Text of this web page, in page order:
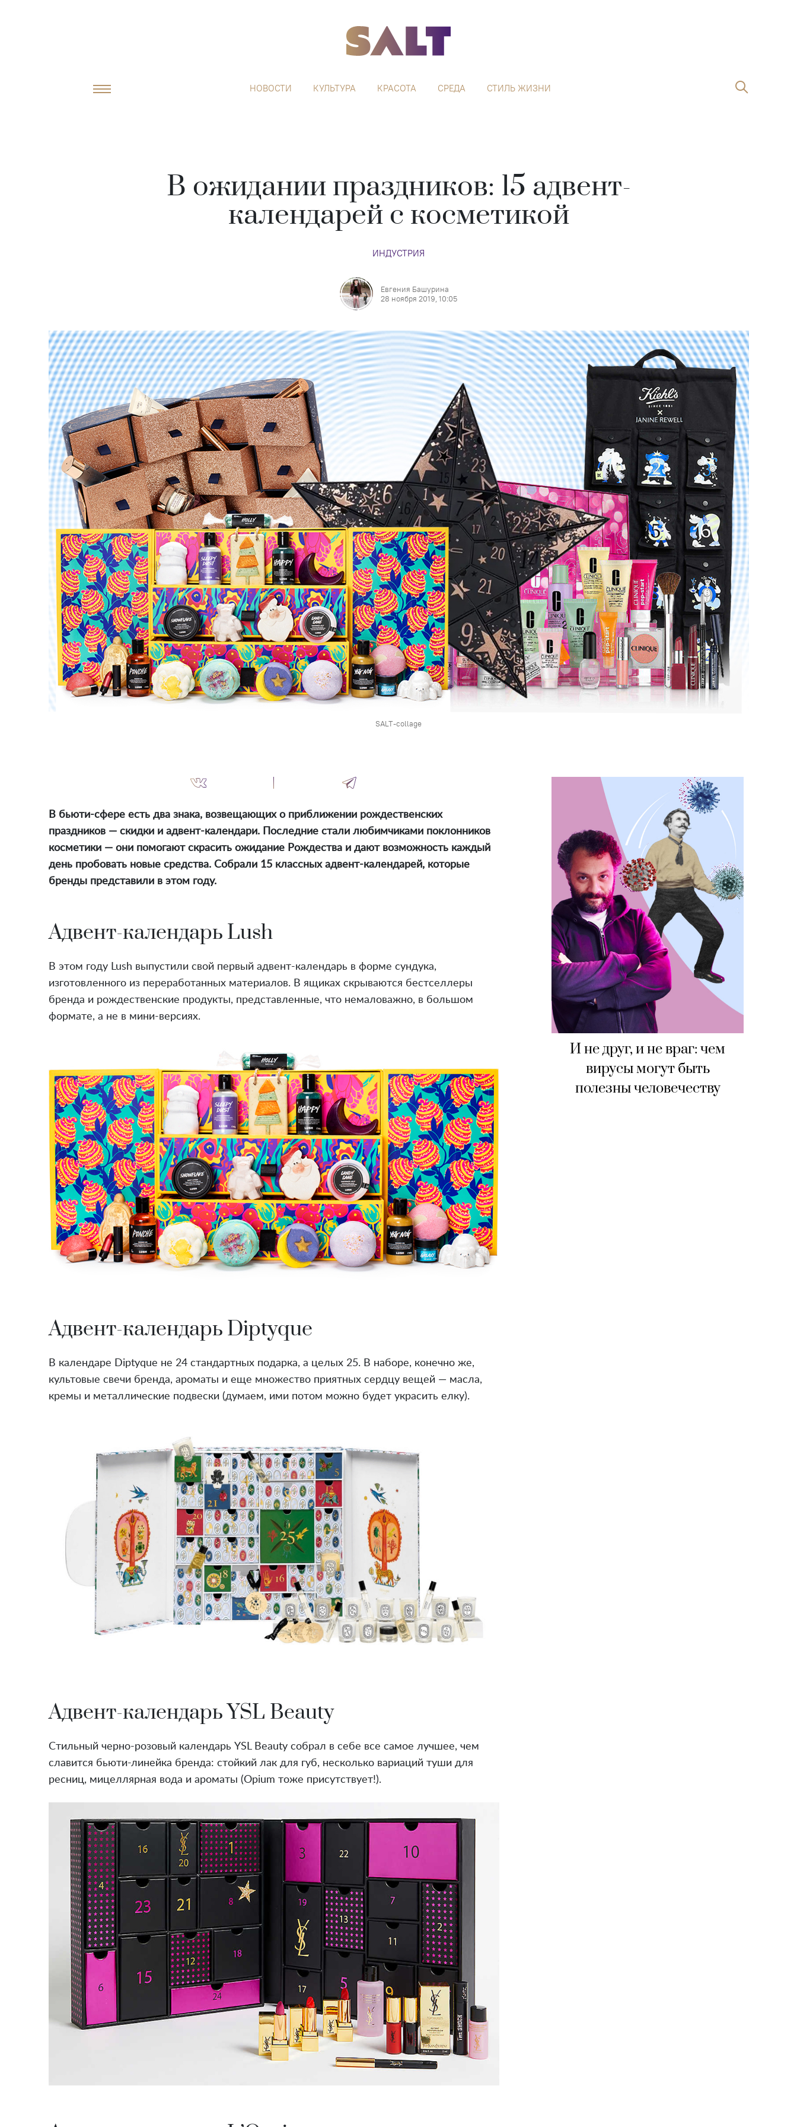
НОВОСТИ КУЛЬТУРА КРАСОТА СРЕДА СТИЛЬ ЖИЗНИ
В ожидании праздников: 15 адвент-
календарей с косметикой
ИНДУСТРИЯ
Евгения Башурина
28 ноября 2019, 10:05
SALT-collage
И не друг, и не враг: чем
вирусы могут быть
полезны человечеству
В бьюти-сфере есть два знака, возвещающих о приближении рождественских
праздников — скидки и адвент-календари. Последние стали любимчиками поклонников
косметики — они помогают скрасить ожидание Рождества и дают возможность каждый
день пробовать новые средства. Собрали 15 классных адвент-календарей, которые
бренды представили в этом году.
Адвент-календарь Lush
В этом году Lush выпустили свой первый адвент-календарь в форме сундука,
изготовленного из переработанных материалов. В ящиках скрываются бестселлеры
бренда и рождественские продукты, представленные, что немаловажно, в большом
формате, а не в мини-версиях.
Адвент-календарь Diptyque
В календаре Diptyque не 24 стандартных подарка, а целых 25. В наборе, конечно же,
культовые свечи бренда, ароматы и еще множество приятных сердцу вещей — масла,
кремы и металлические подвески (думаем, ими потом можно будет украсить елку).
Адвент-календарь YSL Beauty
Стильный черно-розовый календарь YSL Beauty собрал в себе все самое лучшее, чем
славится бьюти-линейка бренда: стойкий лак для губ, несколько вариаций туши для
ресниц, мицеллярная вода и ароматы (Opium тоже присутствует!).